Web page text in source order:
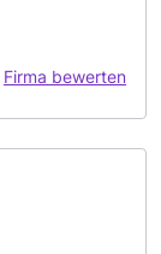
Firma bewerten